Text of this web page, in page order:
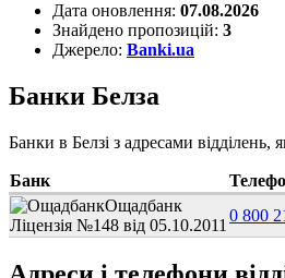
Дата оновлення: 07.08.2026
Знайдено пропозицій: 3
Джерело: Banki.ua
Банки Белза
Банки в Белзі з адресами
Банк
Ощадбанк
Ліцензія №148 від 05.10.2011
0 800